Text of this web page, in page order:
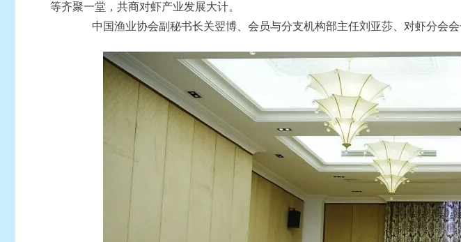
等齐聚一堂，共商对虾产业发展大计。
中国渔业协会副秘书长关翌博、会员与分支机构部主任刘亚莎、对虾分会会